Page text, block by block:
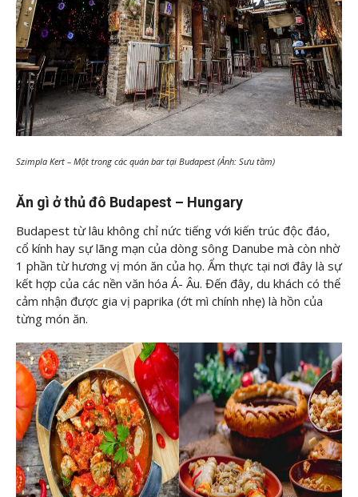
Szimpla Kert – Một trong các quán bar tại Budapest (Ảnh: Sưu tầm)
Ăn gì ở thủ đô Budapest – Hungary
Budapest từ lâu không chỉ nức tiếng với kiến trúc độc đáo,
cổ kính hay sự lãng mạn của dòng sông Danube mà còn nhờ
1 phần từ hương vị món ăn của họ. Ẩm thực tại nơi đây là sự
kết hợp của các nền văn hóa Á- Âu. Đến đây, du khách có thể
cảm nhận được gia vị paprika (ớt mì chính nhẹ) là hồn của
từng món ăn.